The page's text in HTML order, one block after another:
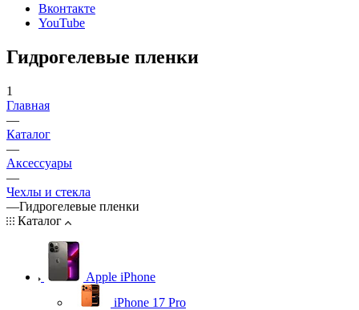
Вконтакте
YouTube
Гидрогелевые пленки
1
Главная
—
Каталог
—
Аксессуары
—
Чехлы и стекла
—Гидрогелевые пленки
Каталог
Apple iPhone
iPhone 17 Pro